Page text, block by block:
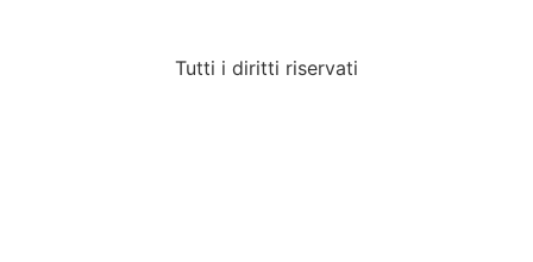
Tutti i diritti riservati